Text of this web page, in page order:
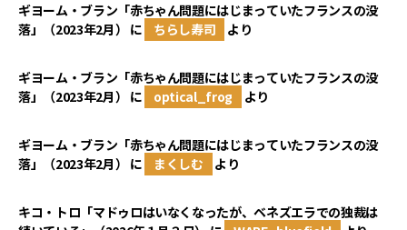
ギヨーム・ブラン「赤ちゃん問題にはじまっていたフランスの没
落」（2023年2月） に ちらし寿司 より
ギヨーム・ブラン「赤ちゃん問題にはじまっていたフランスの没
落」（2023年2月） に optical_frog より
ギヨーム・ブラン「赤ちゃん問題にはじまっていたフランスの没
落」（2023年2月） に まくしむ より
キコ・トロ「マドゥロはいなくなったが、ベネズエラでの独裁は